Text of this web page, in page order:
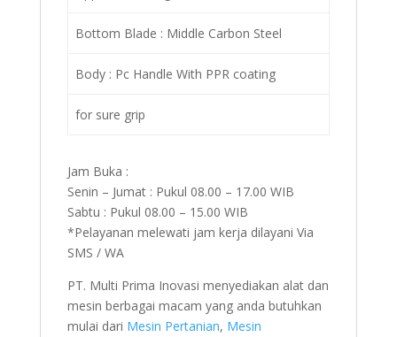
Bottom Blade : Middle Carbon Steel
Body : Pc Handle With PPR coating
for sure grip
Jam Buka :
Senin – Jumat : Pukul 08.00 – 17.00 WIB
Sabtu : Pukul 08.00 – 15.00 WIB
*Pelayanan melewati jam kerja dilayani Via
SMS / WA
PT. Multi Prima Inovasi menyediakan alat dan
mesin berbagai macam yang anda butuhkan
mulai dari Mesin Pertanian, Mesin